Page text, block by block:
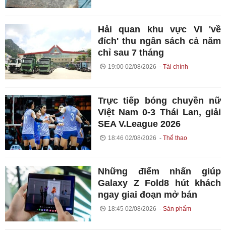
Hải quan khu vực VI 'về
đích' thu ngân sách cả năm
chỉ sau 7 tháng
19:00 02/08/2026 Tài chính
Trực tiếp bóng chuyền nữ
Việt Nam 0-3 Thái Lan, giải
SEA V.League 2026
18:46 02/08/2026 Thể thao
Những điểm nhấn giúp
Galaxy Z Fold8 hút khách
ngay giai đoạn mở bán
18:45 02/08/2026 Sản phẩm